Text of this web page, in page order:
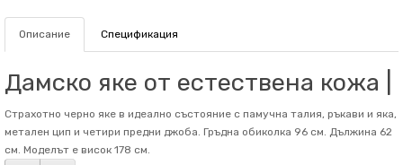
Описание Спецификация
Дамско яке от естествена кожа |
Страхотно черно яке в идеално състояние с памучна талия, ръкави и яка,
метален цип и четири предни джоба. Гръдна обиколка 96 см. Дължина 62
см. Mоделът е висок 178 см.